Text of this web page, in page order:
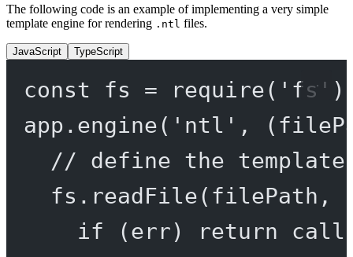
The following code is an example of implementing a very simple
template engine for rendering .ntl files.
JavaScript TypeScript
const fs = require( 'fs'
app. engine( 'ntl' , (
// define the template
fs. readFile(filePath,
if (err) return